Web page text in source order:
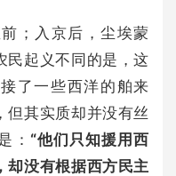
；入京后，尘埃蒙
民起义不同的是，这
了一些西洋的舶来
但其实质却并没有丝
： “他们只知援用西
却没有根据西方民主